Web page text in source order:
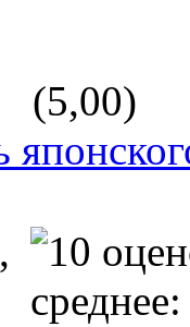
(5,00)